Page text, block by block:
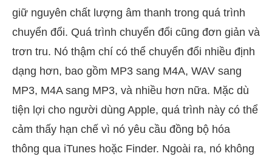
giữ nguyên chất lượng âm thanh trong quá trình
chuyển đổi. Quá trình chuyển đổi cũng đơn giản và
trơn tru. Nó thậm chí có thể chuyển đổi nhiều định
dạng hơn, bao gồm MP3 sang M4A, WAV sang
MP3, M4A sang MP3, và nhiều hơn nữa. Mặc dù
tiện lợi cho người dùng Apple, quá trình này có thể
cảm thấy hạn chế vì nó yêu cầu đồng bộ hóa
thông qua iTunes hoặc Finder. Ngoài ra, nó không